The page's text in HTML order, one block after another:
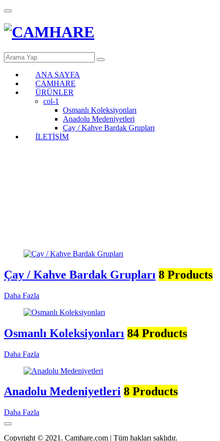
ANA SAYFA
CAMHARE
ÜRÜNLER
col-1
Osmanlı Koleksiyonları
Anadolu Medeniyetleri
Çay / Kahve Bardak Grupları
İLETİŞİM
Çay / Kahve Bardak Grupları 8 Products
Daha Fazla
Osmanlı Koleksiyonları 84 Products
Daha Fazla
Anadolu Medeniyetleri 8 Products
Daha Fazla
Copyright © 2021. Camhare.com | Tüm hakları saklıdır.